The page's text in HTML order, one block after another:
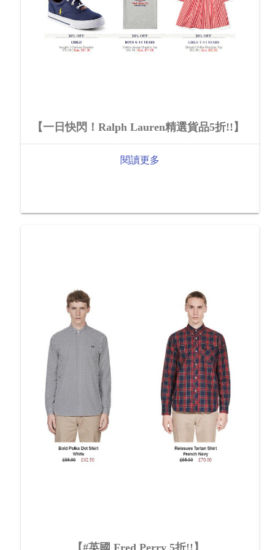
【一日快閃！Ralph Lauren精選貨品5折!!】
閱讀更多
【#英國 Fred Perry 5折!!】